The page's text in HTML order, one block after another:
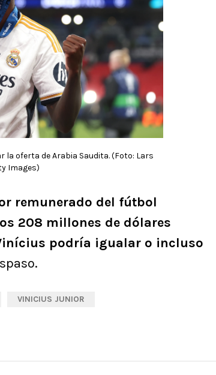
oferta de Arabia Saudita. (Foto: Lars
Images)
remunerado del fútbol
208 millones de dólares
podría igualar o incluso
VINICIUS JUNIOR